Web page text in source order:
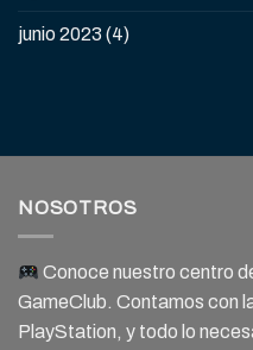
junio 2023 (4)
NOSOTROS
Conoce nuestro centro
GameClub. Contamos con
PlayStation, y todo lo